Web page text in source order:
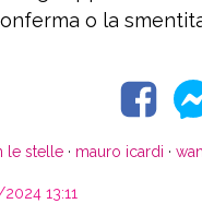
o la
le stelle · mauro icardi ·
13:11